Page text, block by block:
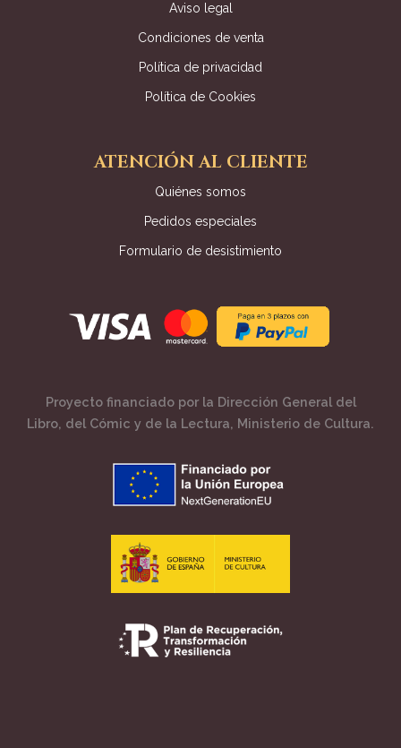
Aviso legal
Condiciones de venta
Política de privacidad
Política de Cookies
ATENCIÓN AL CLIENTE
Quiénes somos
Pedidos especiales
Formulario de desistimiento
Proyecto financiado por la Dirección General del
Libro, del Cómic y de la Lectura, Ministerio de Cultura.